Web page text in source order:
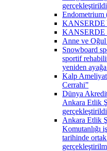
Endometrium
Anne ve
Snowboard
sportif
yeniden
Kalp
Cerrahi”
Dünya
Ankara Etlik
Ankara Etlik
Komutanlığı
tarihinde